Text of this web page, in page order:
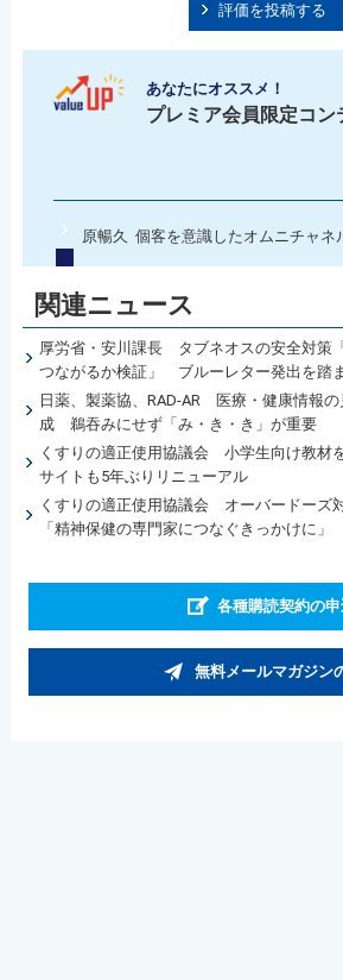
評価を投稿する
あなたにオススメ！
プレミア会員限定コン
原暢久 個客を意識したオムニチャネ
関連ニュース
厚労省・安川課長 タブネオスの安全対策
つながるか検証」 ブルーレター発出を踏
日薬、製薬協、RAD-AR 医療・健康情報
成 鵜吞みにせず「み・き・き」が重要
くすりの適正使用協議会 小学生向け教材
サイトも5年ぶりリニューアル
くすりの適正使用協議会 オーバードーズ
「精神保健の専門家につなぐきっかけに」
各種購読契約の
無料メールマガジン